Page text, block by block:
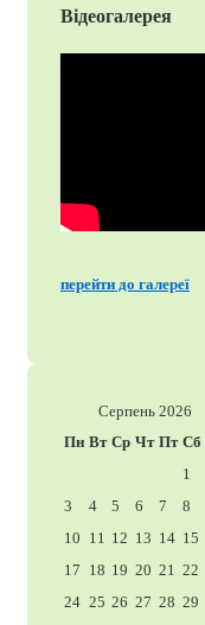
Відеогалерея
перейти до галереї
Серпень 2026
Пн Вт Ср Чт Пт Сб
1
3
4 5 6 7 8
10 11 12 13 14 15
17 18 19 20 21 22
24 25 26 27 28 29